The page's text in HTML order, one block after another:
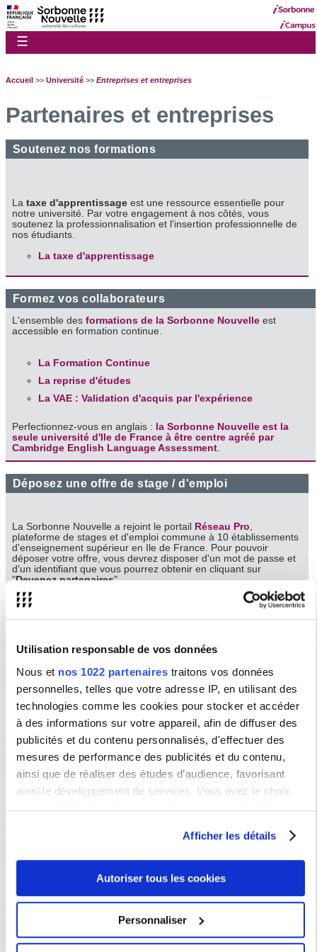
Utilisation responsable de vos données
Nous et nos 1022 partenaires traitons vos données
personnelles, telles que votre adresse IP, en utilisant des
technologies comme les cookies pour stocker et accéder
à des informations sur votre appareil, afin de diffuser des
publicités et du contenu personnalisés, d'effectuer des
mesures de performance des publicités et du contenu,
ainsi que de réaliser des études d’audience, favorisant
ainsi le développement de services. Vous avez le choix
quant à l'utilisation de vos données et à leurs finalités.
moment en consultant la Déclaration relative aux cookies
ou en cliquant sur l'icône de confidentialité.
Si vous le permettez, nous aimerions également :
géographique qui peuvent être précises à plusieurs
mètres près
Afficher les détails
Autoriser tous les cookies
Personnaliser
☰
Accueil >> Université >> Entreprises et entreprises
Partenaires et entreprises
Soutenez nos formations
La taxe d'apprentissage est une ressource essentielle pour
notre université. Par votre engagement à nos côtés, vous
soutenez la professionnalisation et l'insertion professionnelle de
nos étudiants.
La taxe d'apprentissage
Formez vos collaborateurs
L'ensemble des formations de la Sorbonne Nouvelle est
accessible en formation continue.
La Formation Continue
La reprise d'études
La VAE : Validation d'acquis par l'expérience
Perfectionnez-vous en anglais : la Sorbonne Nouvelle est la
seule université d'Ile de France à être centre agréé par
Cambridge English Language Assessment.
Déposez une offre de stage / d'emploi
La Sorbonne Nouvelle a rejoint le portail Réseau Pro,
plateforme de stages et d'emploi commune à 10 établissements
d'enseignement supérieur en Ile de France. Pour pouvoir
déposer votre offre, vous devrez disposer d'un mot de passe et
d'un identifiant que vous pourrez obtenir en cliquant sur
"Devenez partenaires".
N'hésitez pas à consulter le
pour vous aider à compléter
Collaborer avec la recherche
Réseau de valorisation de la recherche publique C.U.R.I.E
Organisez vos événements
Louez un espace à la Sorbonne Nouvelle
Partenaires